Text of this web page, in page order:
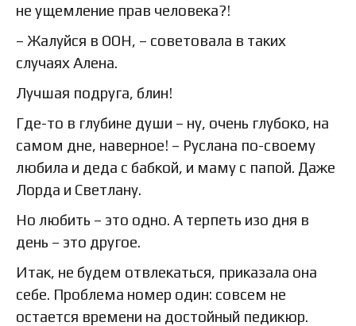
не ущемление прав человека?!
– Жалуйся в ООН, – советовала в таких
случаях Алена.
Лучшая подруга, блин!
Где-то в глубине души – ну, очень глубоко, на
самом дне, наверное! – Руслана по-своему
любила и деда с бабкой, и маму с папой. Даже
Лорда и Светлану.
Но любить – это одно. А терпеть изо дня в
день – это другое.
Итак, не будем отвлекаться, приказала она
себе. Проблема номер один: совсем не
остается времени на достойный педикюр.